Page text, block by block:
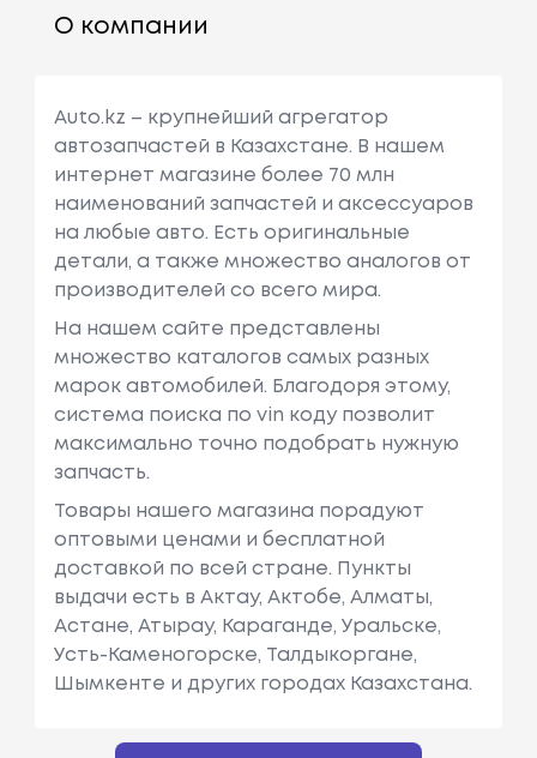
О компании
Auto.kz – крупнейший агрегатор
автозапчастей в Казахстане. В нашем
интернет магазине более 70 млн
наименований запчастей и аксессуаров
на любые авто. Есть оригинальные
детали, а также множество аналогов от
производителей со всего мира.
На нашем сайте представлены
множество каталогов самых разных
марок автомобилей. Благодоря этому,
система поиска по vin коду позволит
максимально точно подобрать нужную
запчасть.
Товары нашего магазина порадуют
оптовыми ценами и бесплатной
доставкой по всей стране. Пункты
выдачи есть в Актау, Актобе, Алматы,
Астане, Атырау, Караганде, Уральске,
Усть-Каменогорске, Талдыкоргане,
Шымкенте и других городах Казахстана.